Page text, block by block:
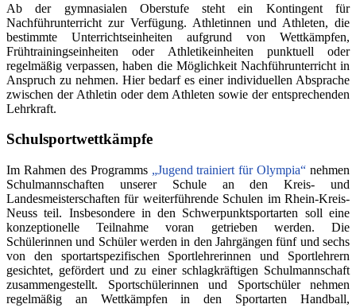
Ab der gymnasialen Oberstufe steht ein Kontingent für
Nachführunterricht zur Verfügung. Athletinnen und Athleten, die
bestimmte Unterrichtseinheiten aufgrund von Wettkämpfen,
Frühtrainingseinheiten oder Athletikeinheiten punktuell oder
regelmäßig verpassen, haben die Möglichkeit Nachführunterricht in
Anspruch zu nehmen. Hier bedarf es einer individuellen Absprache
zwischen der Athletin oder dem Athleten sowie der entsprechenden
Lehrkraft.
Schulsportwettkämpfe
Im Rahmen des Programms „Jugend trainiert für Olympia“ nehmen
Schulmannschaften unserer Schule an den Kreis- und
Landesmeisterschaften für weiterführende Schulen im Rhein-Kreis-
Neuss teil. Insbesondere in den Schwerpunktsportarten soll eine
konzeptionelle Teilnahme voran getrieben werden. Die
Schülerinnen und Schüler werden in den Jahrgängen fünf und sechs
von den sportartspezifischen Sportlehrerinnen und Sportlehrern
gesichtet, gefördert und zu einer schlagkräftigen Schulmannschaft
zusammengestellt. Sportschülerinnen und Sportschüler nehmen
regelmäßig an Wettkämpfen in den Sportarten Handball,